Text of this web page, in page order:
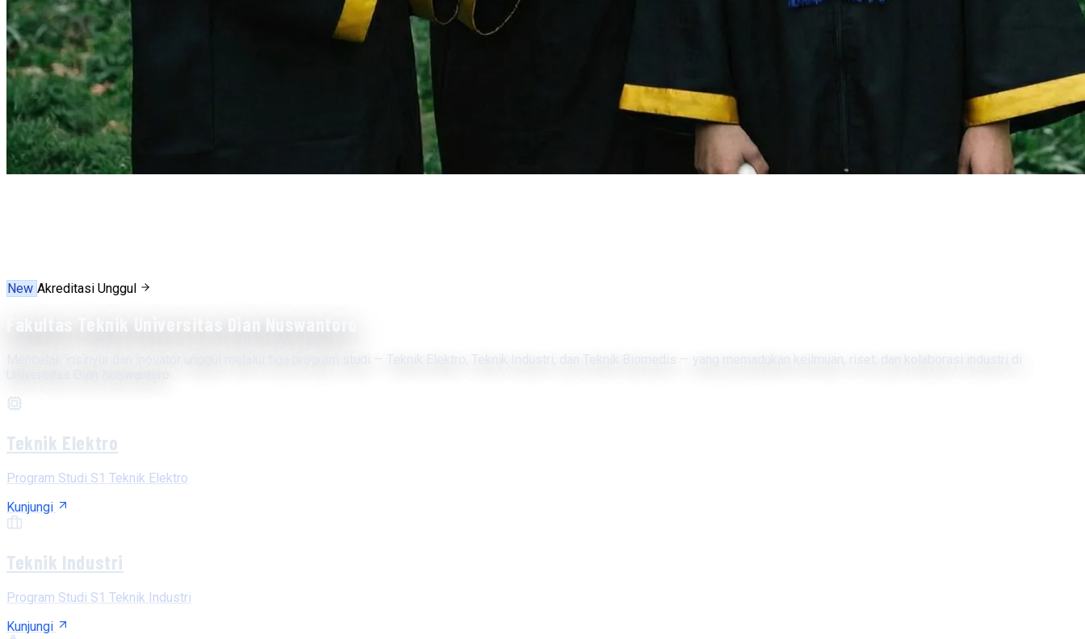
New Akreditasi Unggul
Mencetak insinyur dan inovator unggul melalui tiga program studi — Teknik Elektro, Teknik Industri, dan Teknik Biomedis — yang memadukan keilmuan, riset, dan kolaborasi industri di
Teknik Elektro
Program Studi S1 Teknik Elektro
Kunjungi
Teknik Industri
Program Studi S1 Teknik Industri
Kunjungi